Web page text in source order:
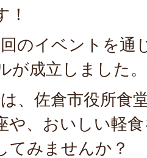
！
のイベントを通
が成立しました。
、佐倉市役所食
や、おいしい軽
てみませんか？